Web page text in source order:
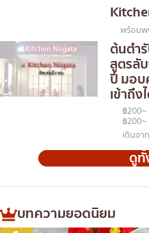
พร้อมพ
ต้นตำ
สูตรลั
ปี มอบ
เข้าถึง
฿200~
฿200~
เดินจ
ดูทั้
บทความยอดนิยม